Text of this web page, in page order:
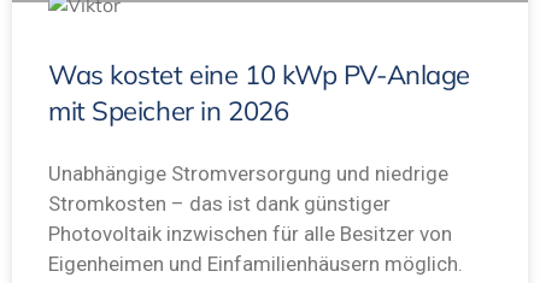
Was kostet eine 10 kWp PV-Anlage
mit Speicher in 2026
Unabhängige Stromversorgung und niedrige
Stromkosten – das ist dank günstiger
Photovoltaik inzwischen für alle Besitzer von
Eigenheimen und Einfamilienhäusern möglich.